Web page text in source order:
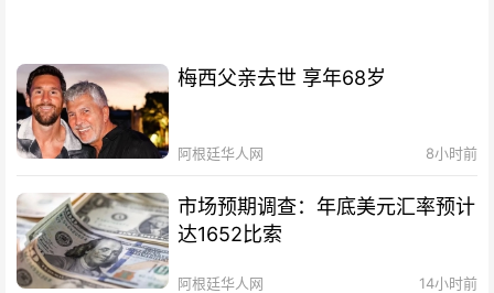
梅西父亲去世 享年68岁
阿根廷华人网 8小时前
市场预期调查：年底美元汇率预计
达1652比索
阿根廷华人网 14小时前